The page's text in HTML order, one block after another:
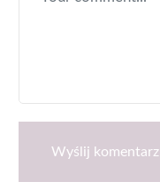
Wyślij komentarz